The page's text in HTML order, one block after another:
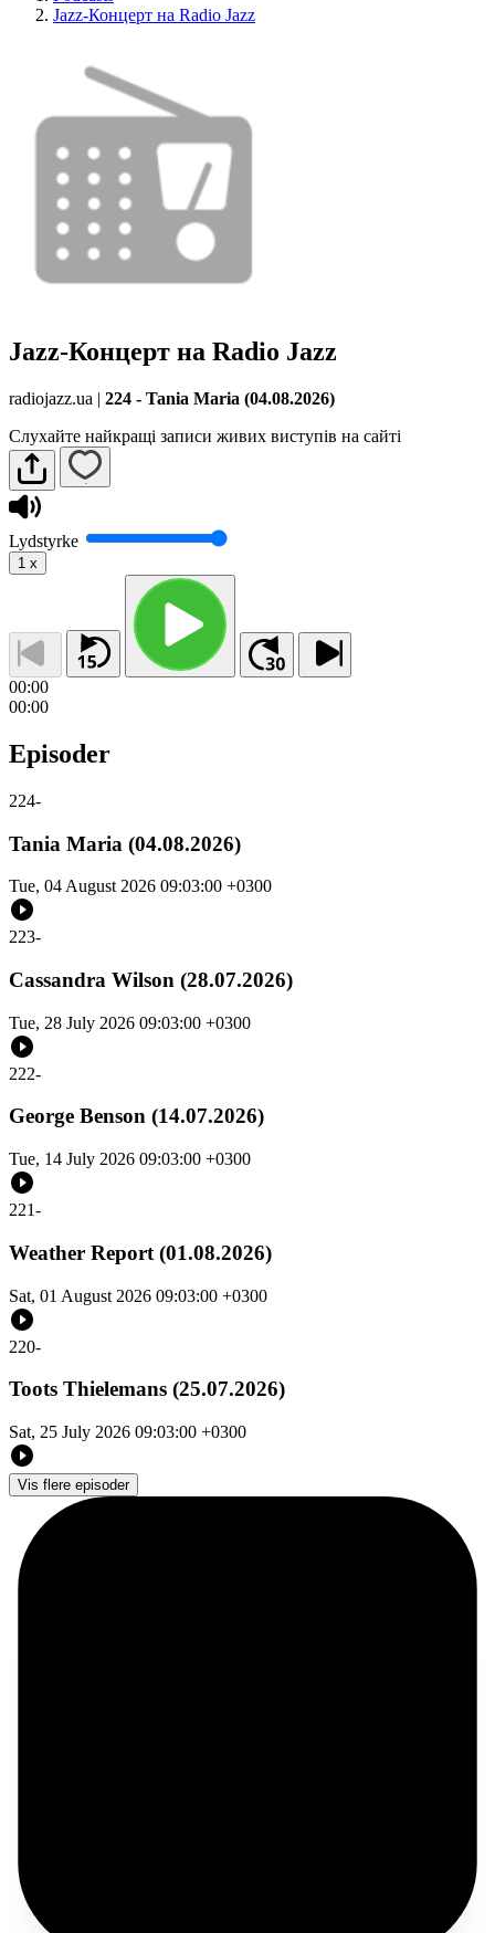
Jazz-Концерт на Radio Jazz
Jazz-Концерт на Radio Jazz
radiojazz.ua | 224 - Tania Maria (04.08.2026)
Слухайте найкращі записи живих виступів на сайті
Lydstyrke
1 x
00:00
00:00
Episoder
224-
Tania Maria (04.08.2026)
Tue, 04 August 2026 09:03:00 +0300
223-
Cassandra Wilson (28.07.2026)
Tue, 28 July 2026 09:03:00 +0300
222-
George Benson (14.07.2026)
Tue, 14 July 2026 09:03:00 +0300
221-
Weather Report (01.08.2026)
Sat, 01 August 2026 09:03:00 +0300
220-
Toots Thielemans (25.07.2026)
Sat, 25 July 2026 09:03:00 +0300
Vis flere episoder